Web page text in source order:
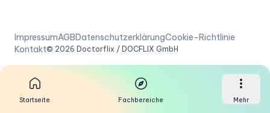
ImpressumAGBDatenschutzerklärungCookie-Richtlinie
Kontakt© 2026 Doctorflix / DOCFLIX GmbH
Startseite Fachbereiche Mehr